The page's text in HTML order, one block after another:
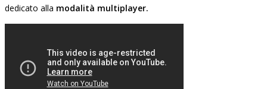
dedicato alla modalità multiplayer.